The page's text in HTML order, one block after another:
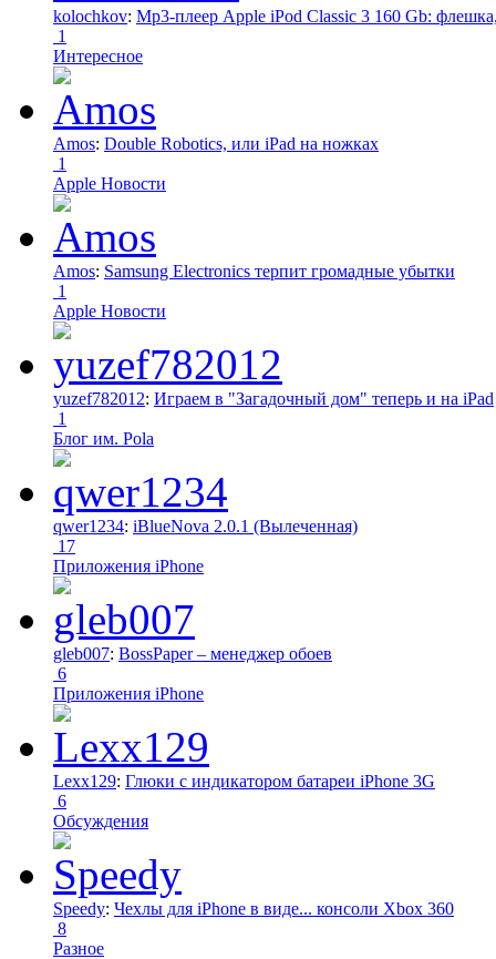
kolochkov: Mp3-плеер Apple iPod Classic 3 160 Gb:
1
Интересное
Amos: Double Robotics, или iPad на ножках
1
Apple Новости
Amos: Samsung Electronics терпит громадные убытки
1
Apple Новости
yuzef782012: Играем в "Загадочный дом" теперь и на iPad
1
Блог им. Pola
qwer1234: iBlueNova 2.0.1 (Вылеченная)
17
Приложения iPhone
gleb007: BossPaper – менеджер обоев
6
Приложения iPhone
Lexx129: Глюки с индикатором батареи iPhone 3G
6
Обсуждения
Speedy: Чехлы для iPhone в виде... консоли Xbox 360
8
Разное